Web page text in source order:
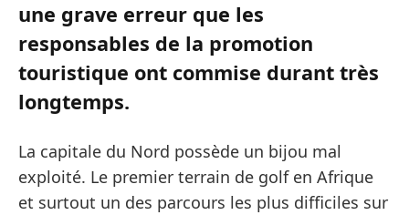
une grave erreur que les
responsables de la promotion
touristique ont commise durant très
longtemps.
La capitale du Nord possède un bijou mal
exploité. Le premier terrain de golf en Afrique
et surtout un des parcours les plus difficiles sur